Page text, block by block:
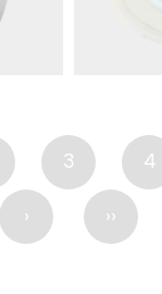
3 4
›
››